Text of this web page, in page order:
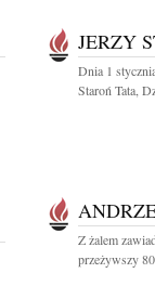
JERZY
Dnia 1
Staroń Tata,
Z żalem
przeżywszy